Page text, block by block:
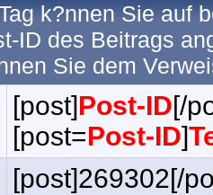
k?nnen Sie auf
ID des Beitrags
Sie dem
[post]Post-ID[/
[post=Post-ID]
[post]269302[/